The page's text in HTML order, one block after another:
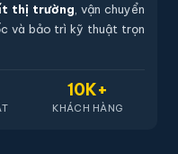
thị trường , vận chuyển
và bảo trì kỹ thuật trọn
10K+
KHÁCH HÀNG